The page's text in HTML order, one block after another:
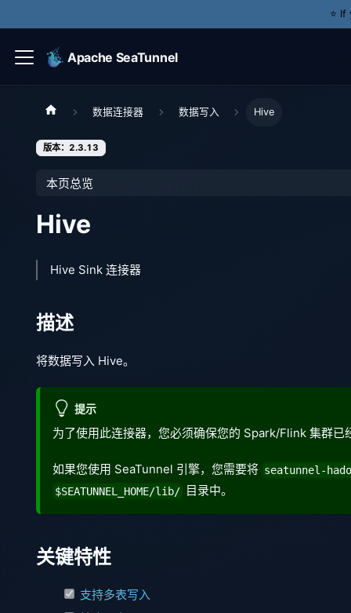
⭐️
Apache SeaTunnel
数据连接器 数据写入 Hive
版本：2.3.13
本页总览
Hive
Hive Sink 连接器
描述
将数据写入 Hive。
提示
为了使用此连接器，您必须确保您的 Spark/Flink 集群
如果您使用 SeaTunnel 引擎，您需要将 seatunnel-
$SEATUNNEL_HOME/lib/ 目录中。
关键特性
支持多表写入